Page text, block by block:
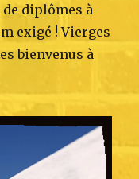
diplômes à
exigé ! Vierges
bienvenus à